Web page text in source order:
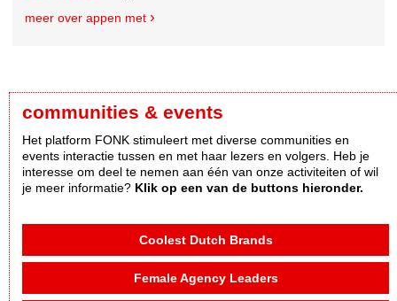
meer over appen met
communities & events
Het platform FONK stimuleert met diverse communities en
events interactie tussen en met haar lezers en volgers. Heb je
interesse om deel te nemen aan één van onze activiteiten of wil
je meer informatie? Klik op een van de buttons hieronder.
Coolest Dutch Brands
Female Agency Leaders